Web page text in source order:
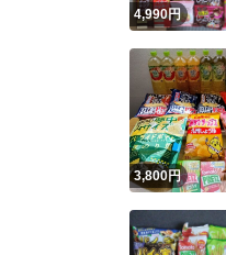
4,990円
3,800円